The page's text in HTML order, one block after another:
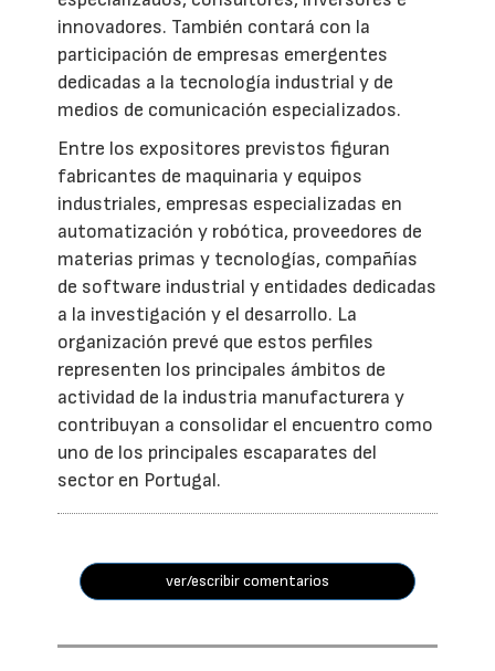
innovadores. También contará con la
participación de empresas emergentes
dedicadas a la tecnología industrial y de
medios de comunicación especializados.
Entre los expositores previstos figuran
fabricantes de maquinaria y equipos
industriales, empresas especializadas en
automatización y robótica, proveedores de
materias primas y tecnologías, compañías
de software industrial y entidades dedicadas
a la investigación y el desarrollo. La
organización prevé que estos perfiles
representen los principales ámbitos de
actividad de la industria manufacturera y
contribuyan a consolidar el encuentro como
uno de los principales escaparates del
sector en Portugal.
ver/escribir comentarios